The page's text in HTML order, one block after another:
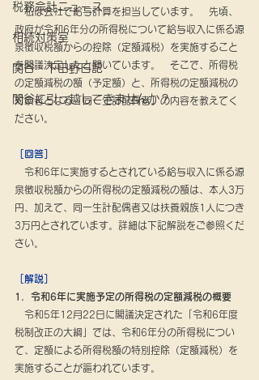
税務会計ニュース
相続対策室
関谷・下田野日記
関谷に引っ越してきませんか？
私は会社で給与計算を担当しています。　先頃、
政府が令和6年分の所得税について給与収入に係る源
泉徴収税額からの控除（定額減税）を実施すること
を閣議決定したと聞いています。　そこで、所得税
の定額減税の額（予定額）と、所得税の定額減税の
対象者となる「同一生計配偶者」の内容を教えてく
ださい。
［回答］
令和6年に実施するとされている給与収入に係る源
泉徴収税額からの所得税の定額減税の額は、本人3万
円、加えて、同一生計配偶者又は扶養親族1人につき
3万円とされています。詳細は下記解説をご参照くだ
さい。
［解説］
1．令和6年に実施予定の所得税の定額減税の概要
令和5年12月22日に閣議決定された「令和6年度
税制改正の大綱」では、令和6年分の所得税につい
て、定額による所得税額の特別控除（定額減税）を
実施することが謳われています。